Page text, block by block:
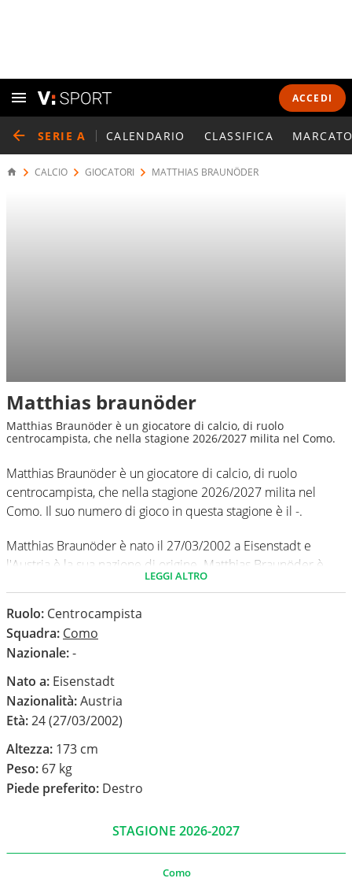
ACCEDI
SERIE A CALENDARIO CLASSIFICA
CALCIO GIOCATORI MATTHIAS BRAUNÖDER
Matthias braunöder
Matthias Braunöder è un giocatore di calcio, di ruolo
centrocampista, che nella stagione 2026/2027 milita nel Como.
Matthias Braunöder è un giocatore di calcio, di ruolo
centrocampista, che nella stagione 2026/2027 milita nel
Como. Il suo numero di gioco in questa stagione è il -.
Matthias Braunöder è nato il 27/03/2002 a Eisenstadt e
l'Austria è la sua nazione di origine. Matthias Braunöder è
alto 173 cm, ha un peso medio di 67 kg. Il suo piede di calcio
In questa stagione ha disputato nel campionato Serie A 0
partite e non ha segnato nessun gol.
LEGGI ALTRO
Ruolo: Centrocampista
Squadra: Como
Nazionale:-
Nato a: Eisenstadt
Nazionalità:Austria
Età:24 (27/03/2002)
Altezza: 173 cm
Peso: 67 kg
Piede preferito: Destro
STAGIONE 2026-2027
Como